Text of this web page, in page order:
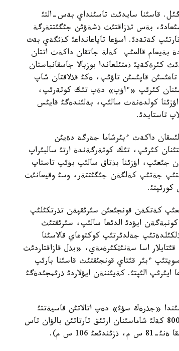
قاسئنا سايدئث تاسئنداي بةس-التئ
بةس تذزاقتئث ذشةؤئن جئگئتتةرگة
كةتةدئ. اسؤعا تاياعانداعئ كذثگةي بةت
بةيعام قالعئپ كةلة جاتقان داكةث اتتان
ذمتئلعاندا بوزبالا جاسقانباستان
قاپئسئن تاؤئپ، ةكئ قذلاقتان شاپ
كئرئپ «ءاؤپ» دةپ تئك كوتةرئپ،
اؤزئنا كولدةنةث سالئپ، بةلئندةگئ قايئس
تاستايدئ.
داكةث ءبئرشاما جةرگة دةيئن
كئرئپ، تئك كوتةرگةندة ارتئ سالبئراپ
جئعئپ، اؤزئنا بذتاق سالئپ بؤئپ تاستاپ
جةتئپ كةلگةن جئگئتتةر، وسئ وقيعانئث
كةتكةن قونجئعئن سئرئقپةن تذرتكئلئپ
ايؤدئ الدئعا سالئپ، سئرئقتئث
جةلدئرتئپ كوكتوعاي قالاسئنا
اسا سةنئثكئرةمةي، «بذل قازاقتاردئث
ءبئر قئتاي قونجئقتئث قاسئنا بارئپ
الئپتئ. كةيئننةن ايؤلاردئ ذرئمجئدةگئ
«جذرةك سؤئ» دةپ اتالاتئن قاسيةتتئ
اراسان كذنئ بذگئنگة دةيئن بار. سول اراساننئث باسئندا سالماعئ 800 كةلئ شاماسئنان ارتئق تارتاتئن بالؤان تاس